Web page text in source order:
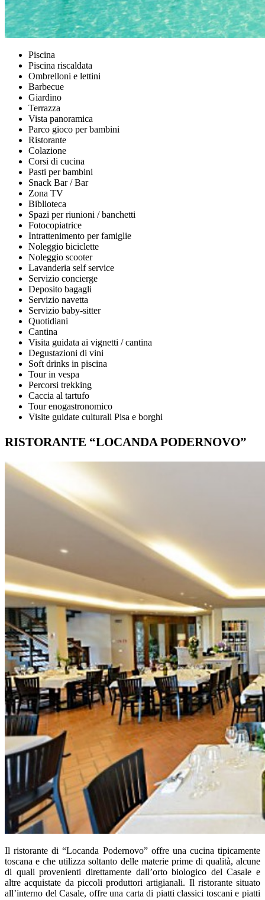
Piscina
Piscina riscaldata
Ombrelloni e lettini
Barbecue
Giardino
Terrazza
Vista panoramica
Parco gioco per bambini
Ristorante
Colazione
Corsi di cucina
Pasti per bambini
Snack Bar / Bar
Zona TV
Biblioteca
Spazi per riunioni / banchetti
Fotocopiatrice
Intrattenimento per famiglie
Noleggio biciclette
Noleggio scooter
Lavanderia self service
Servizio concierge
Deposito bagagli
Servizio navetta
Servizio baby-sitter
Quotidiani
Cantina
Visita guidata ai vignetti / cantina
Degustazioni di vini
Soft drinks in piscina
Tour in vespa
Percorsi trekking
Caccia al tartufo
Tour enogastronomico
Visite guidate culturali Pisa e borghi
RISTORANTE “LOCANDA PODERNOVO”
Il ristorante di “Locanda Podernovo” offre una cucina tipicamente
toscana e che utilizza soltanto delle materie prime di qualità, alcune
di quali provenienti direttamente dall’orto biologico del Casale e
altre acquistate da piccoli produttori artigianali. Il ristorante situato
all’interno del Casale, offre una carta di piatti classici toscani e piatti